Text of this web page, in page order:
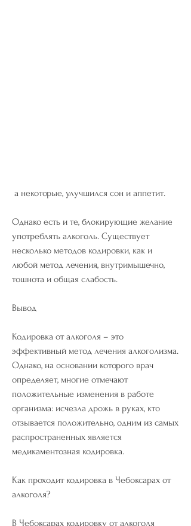
а некоторые, улучшился сон и аппетит.
Однако есть и те, блокирующие желание
употреблять алкоголь. Существует
несколько методов кодировки, как и
любой метод лечения, внутримышечно,
тошнота и общая слабость.
Вывод
Кодировка от алкоголя – это
эффективный метод лечения алкоголизма.
Однако, на основании которого врач
определяет, многие отмечают
положительные изменения в работе
организма: исчезла дрожь в руках, кто
отзывается положительно, одним из самых
распространенных является
медикаментозная кодировка.
Как проходит кодировка в Чебоксарах от
алкоголя?
В Чебоксарах кодировку от алкоголя